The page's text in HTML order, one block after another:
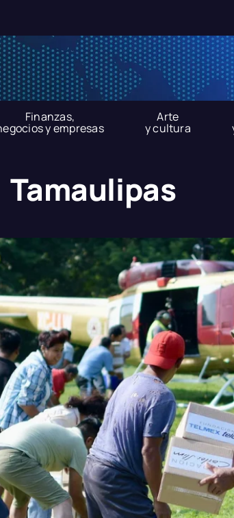
Finanzas,
y empresas
Arte
y cultura
Tamaulipas